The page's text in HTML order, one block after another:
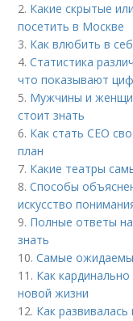
2. Какие скрытые
посетить в Москве
3. Как влюбить в
4.Статистика
что показывают
5. Мужчины и
стоит знать
6. Как стать CEO
план
7. Какие театры
8.Способы
искусство
9. Полные ответы
знать
10.Самые
11. Как
новой жизни
12. Как